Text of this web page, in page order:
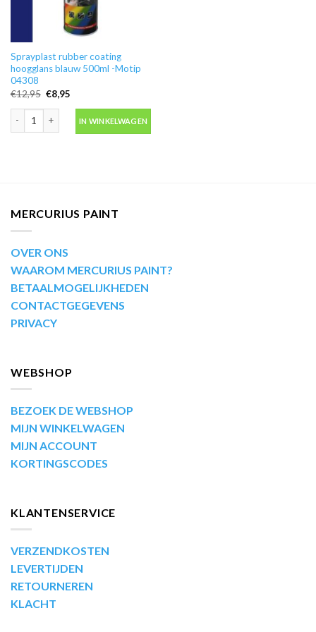
Sprayplast rubber coating
hoogglans blauw 500ml -Motip
04308
€12,95 Oorspronkelijke
prijs
was:
€12,95.
€8,95Huidige
is:
€8,95.
IN WINKELWAGEN
MERCURIUS PAINT
OVER ONS
WAAROM MERCURIUS PAINT?
BETAALMOGELIJKHEDEN
CONTACTGEGEVENS
PRIVACY
WEBSHOP
BEZOEK DE WEBSHOP
MIJN WINKELWAGEN
MIJN ACCOUNT
KORTINGSCODES
KLANTENSERVICE
VERZENDKOSTEN
LEVERTIJDEN
RETOURNEREN
KLACHT